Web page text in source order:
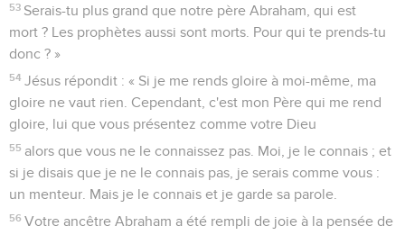
53 Serais-tu plus grand que notre père Abraham, qui est
mort ? Les prophètes aussi sont morts. Pour qui te prends-tu
donc ? »
54 Jésus répondit : « Si je me rends gloire à moi-même, ma
gloire ne vaut rien. Cependant, c'est mon Père qui me rend
gloire, lui que vous présentez comme votre Dieu
55 alors que vous ne le connaissez pas. Moi, je le connais ; et
si je disais que je ne le connais pas, je serais comme vous :
un menteur. Mais je le connais et je garde sa parole.
56 Votre ancêtre Abraham a été rempli de joie à la pensée de